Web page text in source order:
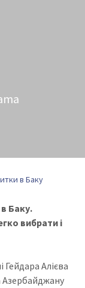
в Баку
Баку.
вибрати і
Алієва
Азербайджану